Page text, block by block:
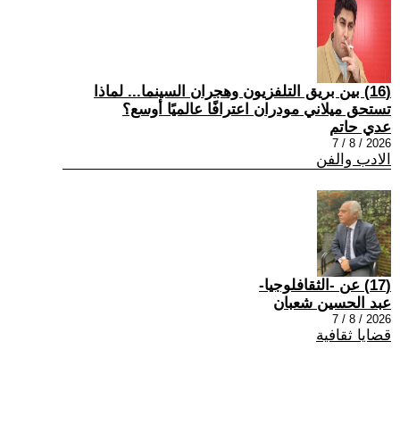
(16) بين بريق التلفزيون وهجران السينما... لماذا
تستحق ميلاني مودران اعترافًا عالميًا أوسع؟
عدي حاتم
2026 / 8 / 7
الادب والفن
(17) عن -الثقافلوجيا-
عبد الحسين شعبان
2026 / 8 / 7
قضايا ثقافية